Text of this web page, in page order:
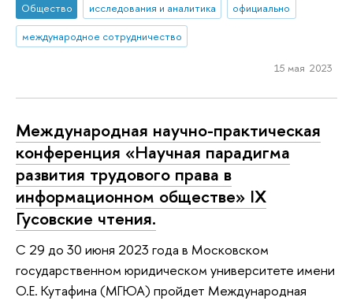
Общество исследования и аналитика
официально
международное сотрудничество
15 мая 2023
Международная научно-практическая
конференция «Научная парадигма
развития трудового права в
информационном обществе» IX
Гусовские чтения.
С 29 до 30 июня 2023 года в Московском
государственном юридическом университете имени
О.Е. Кутафина (МГЮА) пройдет Международная